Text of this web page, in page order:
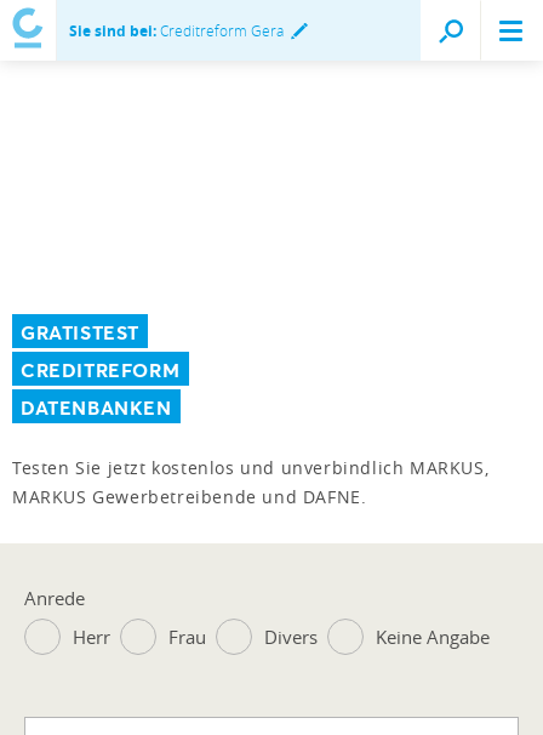
Sie sind bei:Creditreform Gera
GRATISTEST
CREDITREFORM
DATENBANKEN
Testen Sie jetzt kostenlos und unverbindlich MARKUS,
MARKUS Gewerbetreibende und DAFNE.
Anrede
Herr
Frau Divers Keine Angabe